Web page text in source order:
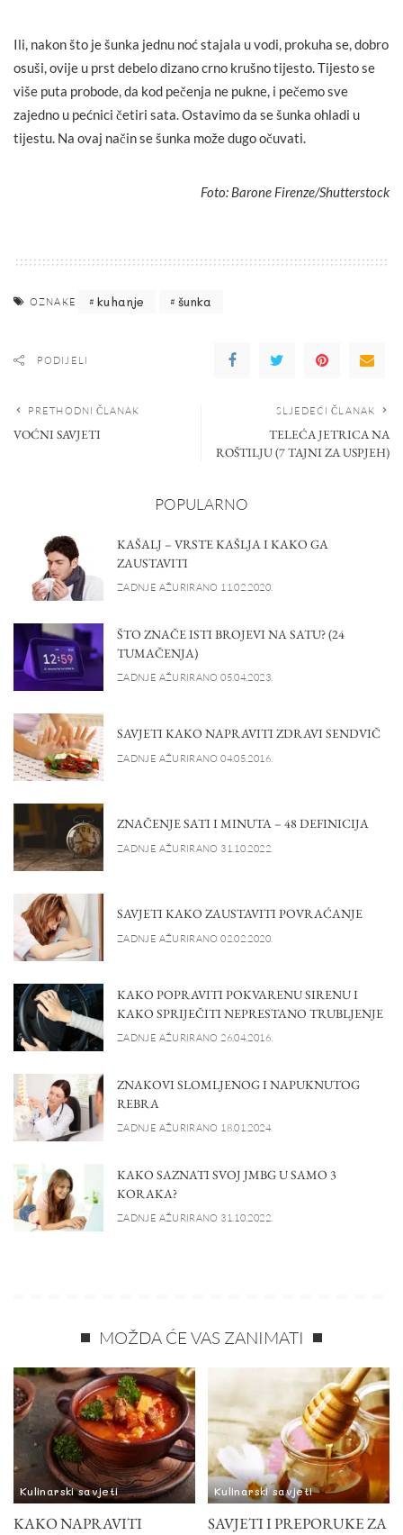
Ili, nakon što je šunka jednu noć stajala u vodi, prokuha se, dobro
osuši, ovije u prst debelo dizano crno krušno tijesto. Tijesto se
više puta probode, da kod pečenja ne pukne, i pečemo sve
zajedno u pećnici četiri sata. Ostavimo da se šunka ohladi u
tijestu. Na ovaj način se šunka može dugo očuvati.
Foto: Barone Firenze/Shutterstock
OZNAKE kuhanje šunka
PODIJELI
PRETHODNI ČLANAK
VOĆNI SAVJETI
SLJEDEĆI ČLANAK
TELEĆA JETRICA NA
ROŠTILJU (7 TAJNI ZA USPJEH)
POPULARNO
KAŠALJ – VRSTE KAŠLJA I KAKO GA
ZAUSTAVITI
ZADNJE AŽURIRANO 11.02.2020.
ŠTO ZNAČE ISTI BROJEVI NA SATU? (24
TUMAČENJA)
ZADNJE AŽURIRANO 05.04.2023.
SAVJETI KAKO NAPRAVITI ZDRAVI SENDVIČ
ZADNJE AŽURIRANO 04.05.2016.
ZNAČENJE SATI I MINUTA – 48 DEFINICIJA
ZADNJE AŽURIRANO 31.10.2022.
SAVJETI KAKO ZAUSTAVITI POVRAĆANJE
ZADNJE AŽURIRANO 02.02.2020.
KAKO POPRAVITI POKVARENU SIRENU I
KAKO SPRIJEČITI NEPRESTANO TRUBLJENJE
ZADNJE AŽURIRANO 26.04.2016.
ZNAKOVI SLOMLJENOG I NAPUKNUTOG
REBRA
ZADNJE AŽURIRANO 18.01.2024.
KAKO SAZNATI SVOJ JMBG U SAMO 3
KORAKA?
ZADNJE AŽURIRANO 31.10.2022.
MOŽDA ĆE VAS ZANIMATI
Kulinarski savjeti
KAKO NAPRAVITI
Kulinarski savjeti
SAVJETI I PREPORUKE ZA